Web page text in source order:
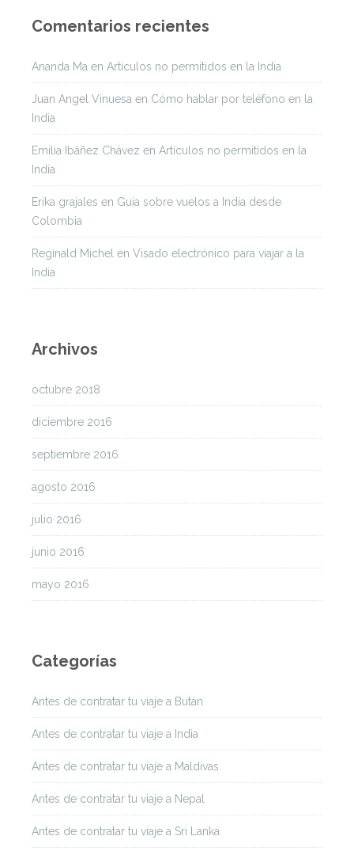
Comentarios recientes
Ananda Ma en Artículos no permitidos en la India
Juan Angel Vinuesa en Cómo hablar por teléfono en la
India
Emilia Ibáñez Chávez en Artículos no permitidos en la
India
Erika grajales en Guía sobre vuelos a India desde
Colombia
Reginald Michel en Visado electrónico para viajar a la
India
Archivos
octubre 2018
diciembre 2016
septiembre 2016
agosto 2016
julio 2016
junio 2016
mayo 2016
Categorías
Antes de contratar tu viaje a Bután
Antes de contratar tu viaje a India
Antes de contratar tu viaje a Maldivas
Antes de contratar tu viaje a Nepal
Antes de contratar tu viaje a Sri Lanka